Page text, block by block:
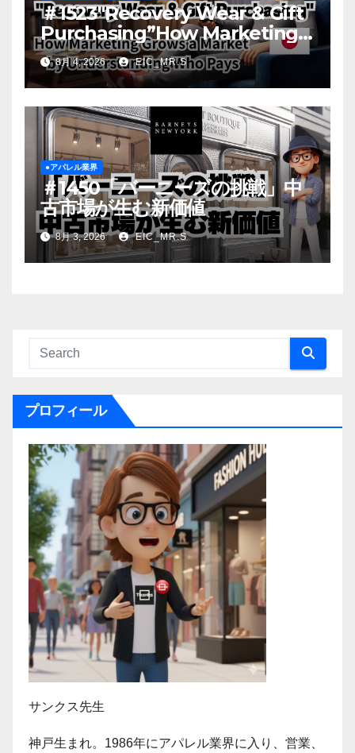
＃1523″Recovery Wear & Gift
Purchasing”How Marketing
Grows a Market by
Understanding Who Pays
8月 4, 2026 EIC_MR.S
●アパレル業界
＃1450「バーニーズの挑戦」中
古市場が生む新価値
8月 3, 2026 EIC_MR.S
プロフィール
サンクス先生
神戸生まれ。1986年にアパレル業界に入り、営業、